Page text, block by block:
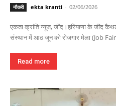
नौकरी ekta kranti - 02/06/2026
एकता क्रांति न्यूज, जींद।हरियाणा के जींद
संस्थान में आठ जून को रोजगार मेला (Job
Read more